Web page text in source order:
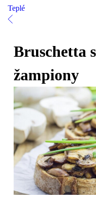
Teplé
Bruschetta
žampiony